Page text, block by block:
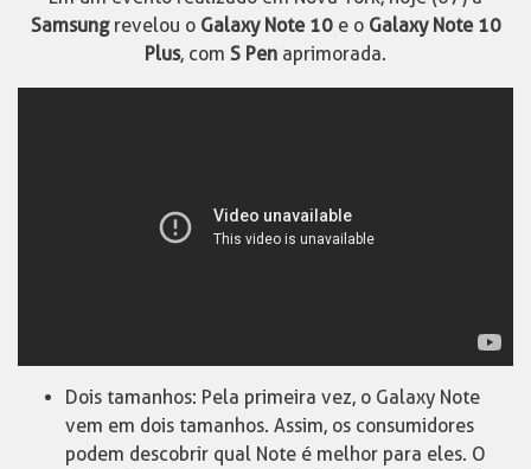
Samsungrevelou o Galaxy Note 10e o Galaxy Note 10
Plus, com S Pen aprimorada.
Dois tamanhos: Pela primeira vez, o Galaxy Note
vem em dois tamanhos. Assim, os consumidores
podem descobrir qual Note é melhor para eles. O